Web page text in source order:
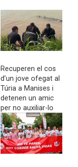
Recuperen el cos
d’un jove ofegat al
Túria a Manises i
detenen un amic
per no auxiliar-lo